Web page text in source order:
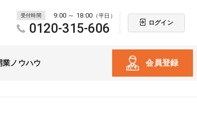
受付時間 9:00 ～ 18:00 （平日）
0120-315-606 ログイン
業ノウハウ 会員登録